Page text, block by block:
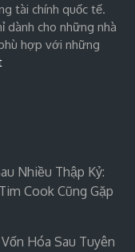
tài chính quốc tế.
dành cho những nhà
hợp với những
Nhiều Thập Kỷ:
Cook Cũng Gặp
Hóa Sau Tuyên